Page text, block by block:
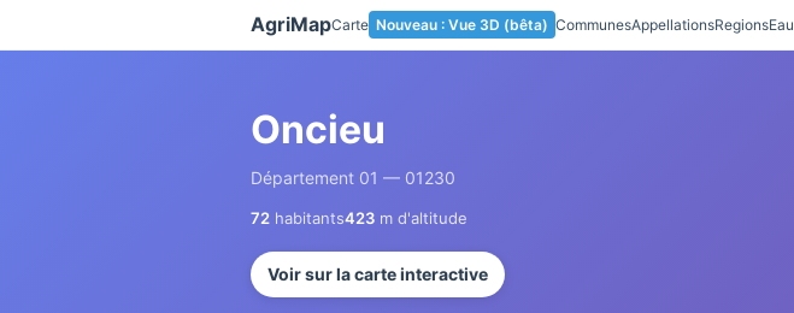
AgriMapCarte Nouveau : Vue 3D (bêta) CommunesAppellationsRegionsEau
Oncieu
Département 01 — 01230
72 habitants423 m d'altitude
Voir sur la carte interactive
Panneau de gestion des cookies